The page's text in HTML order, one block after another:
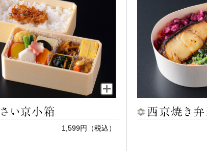
1,599円（税込）